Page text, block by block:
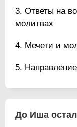
Ответы на
молитвах
Мечети и
До Иша